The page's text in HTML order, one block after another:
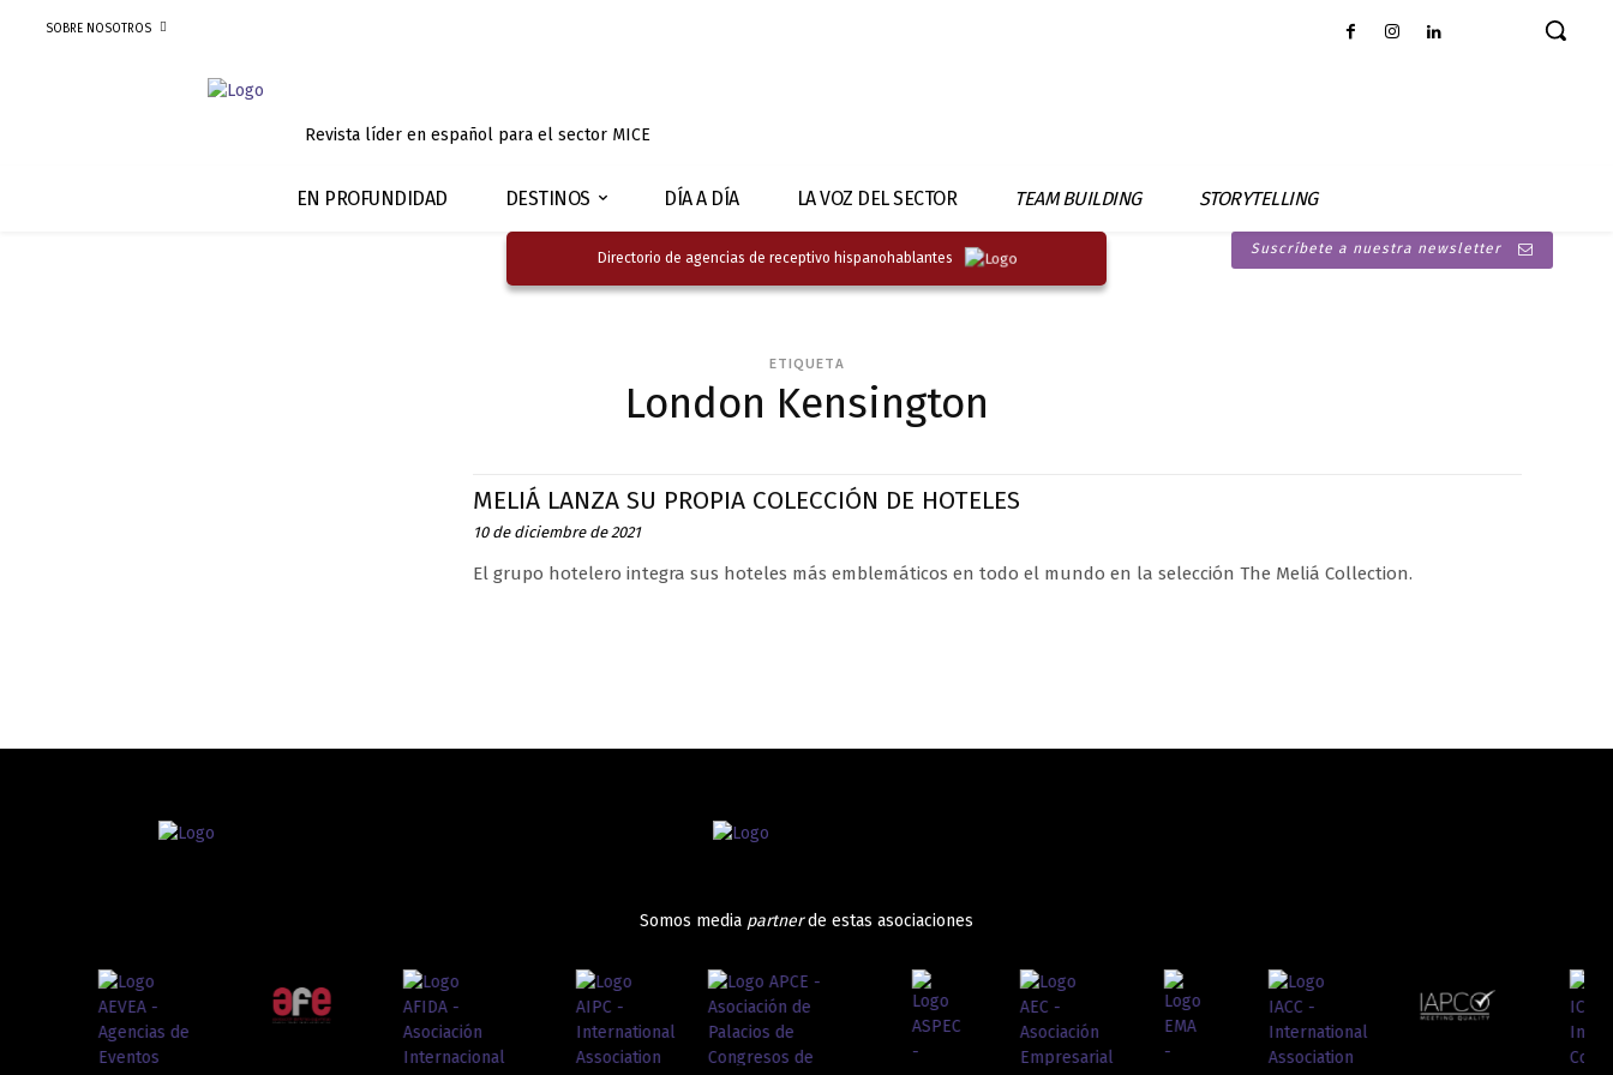
SOBRE NOSOTROS
Revista líder en español para el sector MICE
EN PROFUNDIDAD DESTINOS DÍA A DÍA LA VOZ DEL SECTOR TEAM BUILDING STORYTELLING
Directorio de agencias de receptivo hispanohablantes
Suscríbete a nuestra newsletter
ETIQUETA
London Kensington
MELIÁ LANZA SU PROPIA COLECCIÓN DE HOTELES
10 de diciembre de 2021
El grupo hotelero integra sus hoteles más emblemáticos en todo el mundo en la selección The Meliá Collection.
Somos media partnerde estas asociaciones